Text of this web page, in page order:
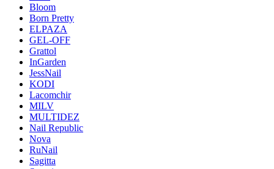
Bloom
Born Pretty
ELPAZA
GEL-OFF
Grattol
InGarden
JessNail
KODI
Lacomchir
MILV
MULTIDEZ
Nail Republic
Nova
RuNail
Sagitta